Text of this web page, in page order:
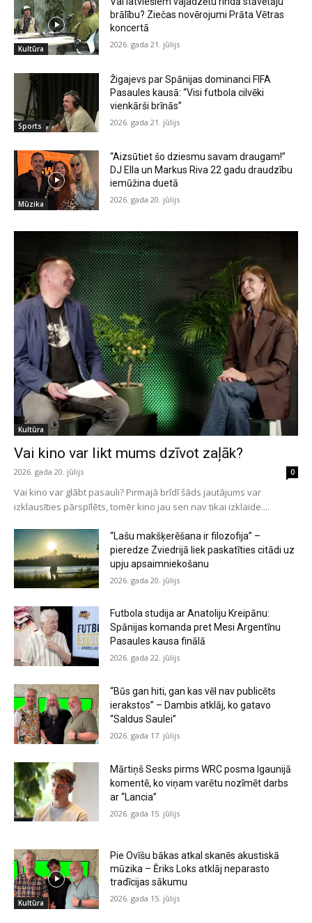
Kultūra
brālību? Ziečas novērojumi Prāta Vētras
koncertā
2026. gada 21. jūlijs
Sports
Žigajevs par Spānijas dominanci FIFA
Pasaules kausā: “Visi futbola cilvēki
vienkārši brīnās”
2026. gada 21. jūlijs
Mūzika
“Aizsūtiet šo dziesmu savam draugam!”
DJ Ella un Markus Riva 22 gadu draudzību
iemūžina duetā
2026. gada 20. jūlijs
Kultūra
Vai kino var likt mums dzīvot zaļāk?
2026. gada 20. jūlijs 0
Vai kino var glābt pasauli? Pirmajā brīdī šāds jautājums var
izklausīties pārspīlēts, tomēr kino jau sen nav tikai izklaide....
“Lašu makšķerēšana ir filozofija” –
pieredze Zviedrijā liek paskatīties citādi uz
upju apsaimniekošanu
2026. gada 20. jūlijs
Futbola studija ar Anatoliju Kreipānu:
Spānijas komanda pret Mesi Argentīnu
Pasaules kausa finālā
2026. gada 22. jūlijs
“Būs gan hiti, gan kas vēl nav publicēts
ierakstos” – Dambis atklāj, ko gatavo
“Saldus Saulei”
2026. gada 17. jūlijs
Mārtiņš Sesks pirms WRC posma Igaunijā
komentē, ko viņam varētu nozīmēt darbs
ar “Lancia”
2026. gada 15. jūlijs
Kultūra
Pie Ovīšu bākas atkal skanēs akustiskā
mūzika – Ēriks Loks atklāj neparasto
tradīcijas sākumu
2026. gada 15. jūlijs